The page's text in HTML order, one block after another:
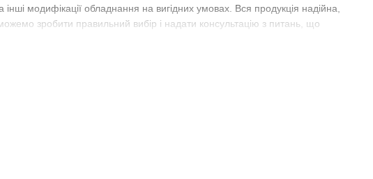
модифікації обладнання на вигідних умовах. Вся продукція надійна,
зробити правильний вибір і надати консультацію з питань, що